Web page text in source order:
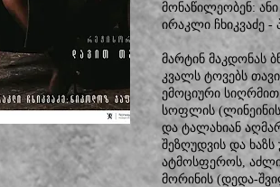
მონაწილეობენ:
ირაკლი ჩხიკვაძე
მარტინ მაკდონას
კვალს ტოვებს
ემოციური
სოფლის
და ტალახიან
შეზღუდვის და
ატმოსფეროს,
მორინის (დედა-